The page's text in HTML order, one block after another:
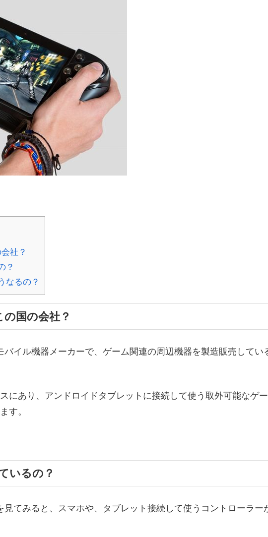
社？
？
なるの？
の国の会社？
バイル機器メーカーで、ゲーム関連の周辺機器を製造販売してい
にあり、アンドロイドタブレットに接続して使う取外可能なゲ
す。
いるの？
見てみると、スマホや、タブレット接続して使うコントローラー